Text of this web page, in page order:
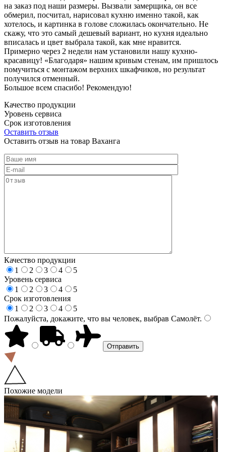
на заказ под наши размеры. Вызвали замерщика, он все
обмерил, посчитал, нарисовал кухню именно такой, как
хотелось, и картинка в голове сложилась окончательно. Не
скажу, что это самый дешевый вариант, но кухня идеально
вписалась и цвет выбрала такой, как мне нравится.
Примерно через 2 недели нам установили нашу кухню-
красавицу! «Благодаря» нашим кривым стенам, им пришлось
помучиться с монтажом верхних шкафчиков, но результат
получился отменный.
Большое всем спасибо! Рекомендую!
Качество продукции
Уровень сервиса
Срок изготовления
Оставить отзыв
Оставить отзыв на товар Ваханга
Качество продукции
1
2 3 4
5
Уровень сервиса
1
2 3 4
5
Срок изготовления
1
2 3 4
5
Пожалуйста, докажите, что вы человек, выбрав Самолёт.
Похожие модели